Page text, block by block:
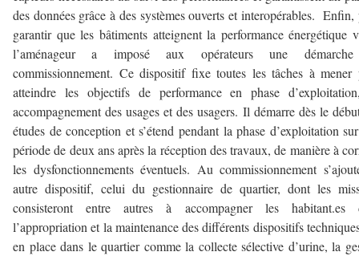
des données grâce à des systèmes ouverts et interopérables. Enfin,
garantir que les bâtiments atteignent la performance énergétique
l’aménageur a imposé aux opérateurs une
commissionnement. Ce dispositif fixe toutes les tâches à mener
atteindre les objectifs de performance en phase
accompagnement des usages et des usagers. Il démarre dès le
études de conception et s’étend pendant la phase d’exploitation
période de deux ans après la réception des travaux, de manière à
les dysfonctionnements éventuels. Au commissionnement
autre dispositif, celui du gestionnaire de quartier, dont les
consisteront entre autres à accompagner les habitant.es
l’appropriation et la maintenance des différents dispositifs
en place dans le quartier comme la collecte sélective d’urine, la